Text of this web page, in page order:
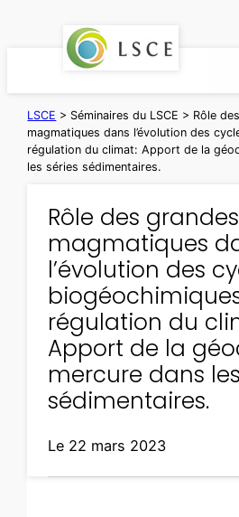
LSCE > Séminaires du LSCE > Rôle
magmatiques dans l’évolution des
régulation du climat: Apport de la
les séries sédimentaires.
Rôle des
magmatiques
l’évolution des
régulation du
Apport de la
mercure dans
sédimentaires.
Le 22 mars 2023